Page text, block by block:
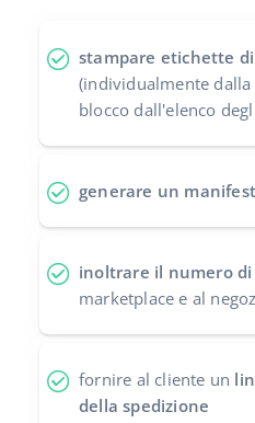
Moda
Altro
Collaborazione e partner
Contatto
español (AR)
Italiano
polski
português (BR)
română
stampare etichette
(individualmente
blocco dall'elenco
generare un
inoltrare il numero di
marketplace e al
fornire al cliente un
della spedizione